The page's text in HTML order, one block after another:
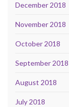
December 2018
November 2018
October 2018
September 2018
August 2018
July 2018